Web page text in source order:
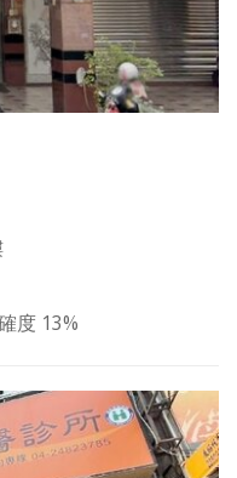
度 13%